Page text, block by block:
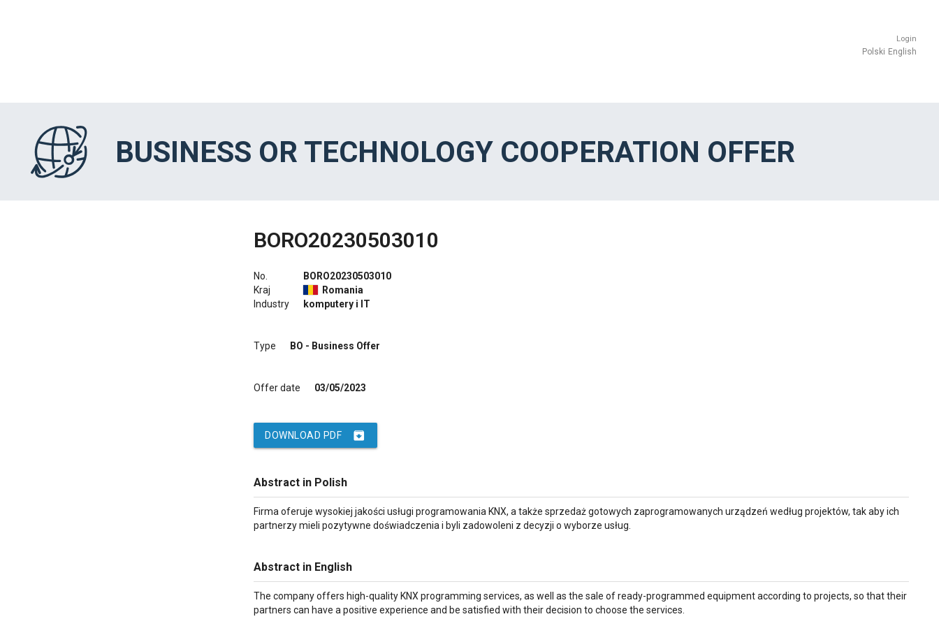
Login
Polski English
BUSINESS OR TECHNOLOGY COOPERATION OFFER
BORO20230503010
No.
Kraj
Industry
BORO20230503010
Romania
komputery i IT
Type BO - Business Offer
Offer date 03/05/2023
archive
DOWNLOAD PDF
Abstract in Polish
Firma oferuje wysokiej jakości usługi programowania KNX, a także sprzedaż gotowych zaprogramowanych urządzeń według projektów, tak aby ich
partnerzy mieli pozytywne doświadczenia i byli zadowoleni z decyzji o wyborze usług.
Abstract in English
The company offers high-quality KNX programming services, as well as the sale of ready-programmed equipment according to projects, so that their
partners can have a positive experience and be satisfied with their decision to choose the services.